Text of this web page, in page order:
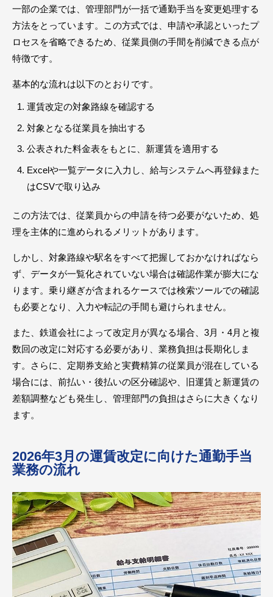
一部の企業では、管理部門が一括で通勤手当を変更処理する
方法をとっています。この方式では、申請や承認といったプ
ロセスを省略できるため、従業員側の手間を削減できる点が
特徴です。
基本的な流れは以下のとおりです。
運賃改定の対象路線を確認する
対象となる従業員を抽出する
公表された料金表をもとに、新運賃を適用する
Excelや一覧データに入力し、給与システムへ再登録また
はCSVで取り込み
この方法では、従業員からの申請を待つ必要がないため、処
理を主体的に進められるメリットがあります。
しかし、対象路線や駅名をすべて把握しておかなければなら
ず、データが一覧化されていない場合は確認作業が膨大にな
ります。乗り継ぎが含まれるケースでは検索ツールでの確認
も必要となり、入力や転記の手間も避けられません。
また、鉄道会社によって改定月が異なる場合、3月・4月と複
数回の改定に対応する必要があり、業務負担は長期化しま
す。さらに、定期券支給と実費精算の従業員が混在している
場合には、前払い・後払いの区分確認や、旧運賃と新運賃の
差額調整なども発生し、管理部門の負担はさらに大きくなり
ます。
2026年3月の運賃改定に向けた通勤手当
業務の流れ